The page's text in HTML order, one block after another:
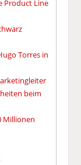
Product Line
Torres in
beim
Millionen